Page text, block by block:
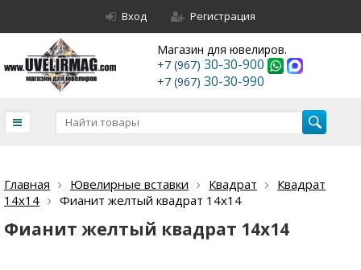
Вход Регистрация
Магазин для ювелиров.
+7 (967) 30-30-900
+7 (967) 30-30-990
Главная Ювелирные вставки Квадрат
Квадрат
14х14
Фианит желтый квадрат 14х14
Фианит желтый квадрат 14х14